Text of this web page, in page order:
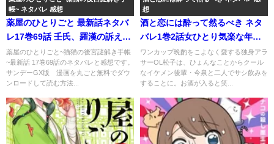
帳~ ネタバレ 感想
薬屋のひとりごと 最新話ネタバ
レ17巻69話 壬氏、羅漢の訴えに
覚悟を決める！
薬屋のひとりごと~猫猫の後宮謎解き手帳
~最新話 17巻69話のネタバレと感想です。
サンデーGX版 漫画を丸ごと無料でダウ
ンロードして読む方法...
想
酒と恋には酔って然るべき ネタ
バレ1巻2話女ひとり気楽な年越
しのはずが･･･
ワンカップ晩酌をこよなく愛する独身アラ
サーOL松子は、ひょんなことからクール
なイケメン後輩・今泉と二人でサシ飲みを
することに。お酒が入ると笑...